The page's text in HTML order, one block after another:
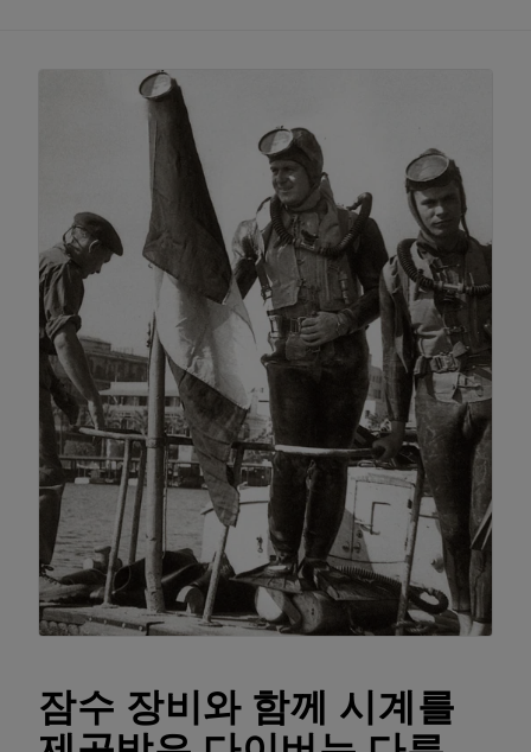
잠수 장비와 함께 시계를